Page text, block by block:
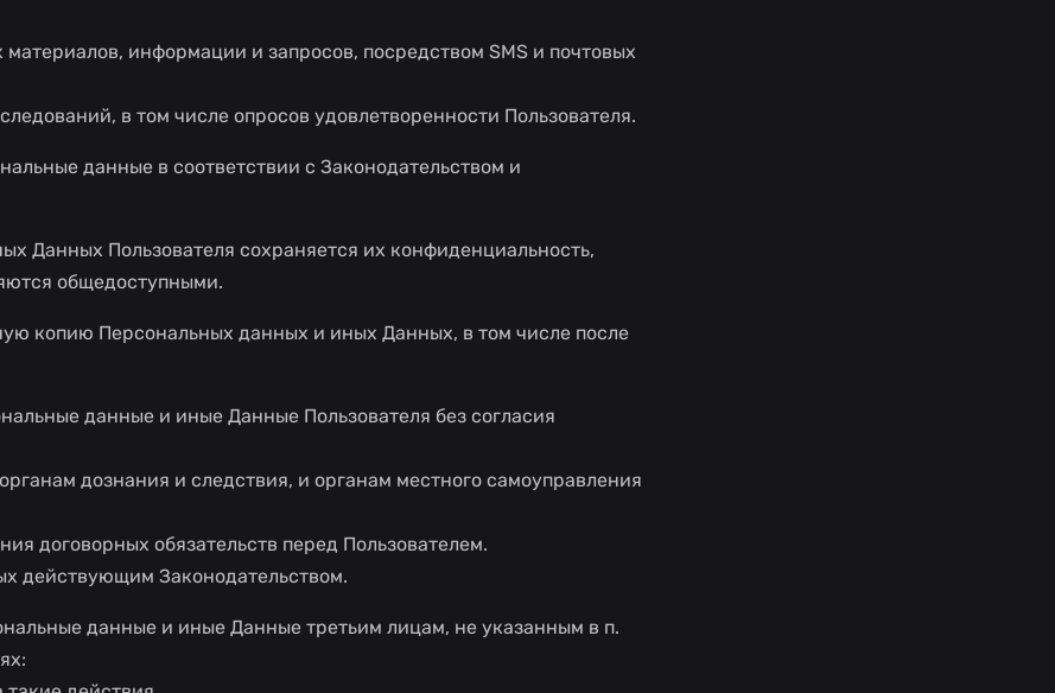
информации и запросов, посредством SMS и почтовых
в том числе опросов удовлетворенности Пользователя.
данные в соответствии с Законодательством и
Данных Пользователя сохраняется их конфиденциальность,
общедоступными.
копию Персональных данных и иных Данных, в том числе после
данные и иные Данные Пользователя без согласия
дознания и следствия, и органам местного самоуправления
договорных обязательств перед Пользователем.
действующим Законодательством.
данные и иные Данные третьим лицам, не указанным в п.